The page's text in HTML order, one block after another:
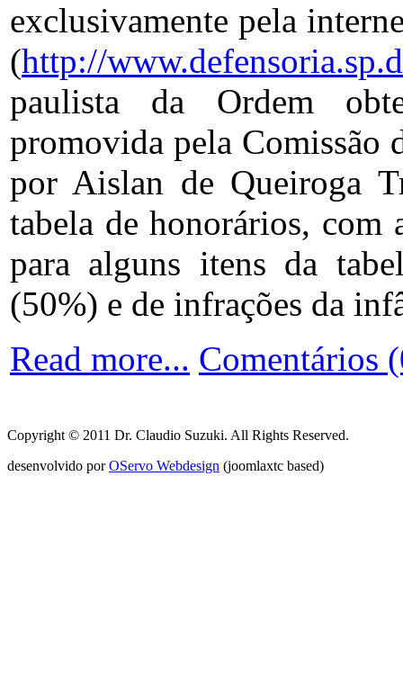
exclusivamente pela
(http://
paulista da Ordem
promovida pela Comissão
por Aislan de Queiroga
tabela de honorários, com
para alguns itens da
(50%) e de infrações da
Read more... Comentários
Copyright © 2011 Dr. Claudio Suzuki. All Rights Reserved.
desenvolvido porOServo Webdesign (joomlaxtc based)